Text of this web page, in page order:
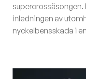
supercrossäsongen.
inledningen av
nyckelbensskada i